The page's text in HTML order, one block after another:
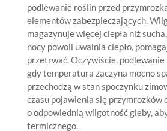
podlewanie roślin przed
elementów zabezpieczających.
magazynuje więcej ciepła niż
nocy powoli uwalnia ciepło,
przetrwać. Oczywiście,
gdy temperatura zaczyna mocno
przechodzą w stan spoczynku
czasu pojawienia się przymrozków
o odpowiednią wilgotność gleby,
termicznego.